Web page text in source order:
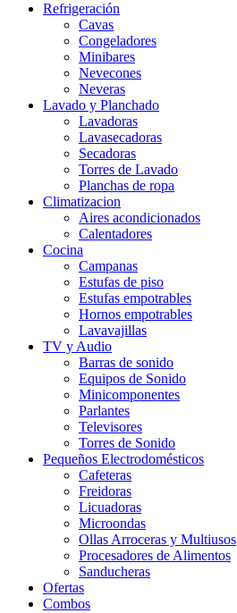
Refrigeración
Cavas
Congeladores
Minibares
Nevecones
Neveras
Lavado y Planchado
Lavadoras
Lavasecadoras
Secadoras
Torres de Lavado
Planchas de ropa
Climatizacion
Aires acondicionados
Calentadores
Cocina
Campanas
Estufas de piso
Estufas empotrables
Hornos empotrables
Lavavajillas
TV y Audio
Barras de sonido
Equipos de Sonido
Minicomponentes
Parlantes
Televisores
Torres de Sonido
Pequeños Electrodomésticos
Cafeteras
Freidoras
Licuadoras
Microondas
Ollas Arroceras y Multiusos
Procesadores de Alimentos
Sanducheras
Ofertas
Combos